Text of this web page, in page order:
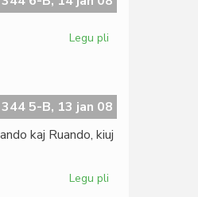
la
Legu pli
en
Burundio
5-B, 13 jan 08
kaj Ruando, kiuj
Legu pli